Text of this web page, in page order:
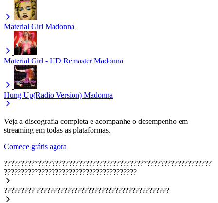
Material Girl Madonna
Material Girl - HD Remaster Madonna
Hung Up(Radio Version) Madonna
Veja a discografia completa e acompanhe o desempenho em
streaming em todas as plataformas.
Comece grátis agora
?????????????????????????????????????????????????????????????
???????????????????????????????????????
????????? ???????????????????????????????????????